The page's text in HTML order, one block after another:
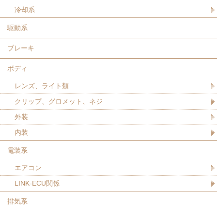
冷却系
駆動系
ブレーキ
ボディ
レンズ、ライト類
クリップ、グロメット、ネジ
外装
内装
電装系
エアコン
LINK-ECU関係
排気系